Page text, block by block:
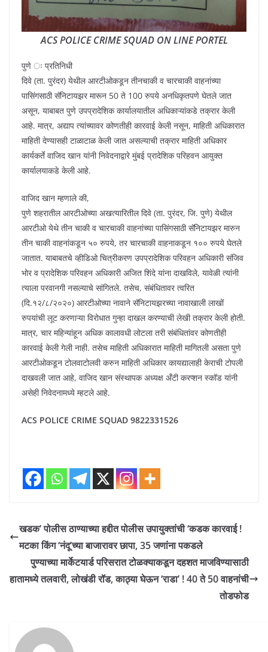
ACS POLICE CRIME SQUAD ON LINE PORTEL
पुणे ः प्रतिनिधी
दिवे (ता. पुरंदर) येथील आरटीओकडून तीनचाकी व चारचाकी वाहनांच्या
पासिंगसाठी सॅनिटायझर मारून 50 ते 100 रुपये अनधिकृतपणे घेतले जात
असून, याबाबत पुणे उपप्रादेशिक कार्यालयातील अधिकाऱ्यांकडे तक्रार केली
आहे. मात्र, अद्याप त्यांच्यावर कोणतीही कारवाई केली नसून, माहिती अधिकारात
माहिती देण्यासही टाळाटाळ केली जात असल्याची तक्रार माहिती अधिकार
कार्यकर्ते वाजिद खान यांनी निवेदनाद्वारे मुंबई प्रादेशिक परिहवन आयुक्त
कार्यालयाकडे केली आहे.
वाजिद खान म्हणाले की,
पुणे शहरातील आरटीओच्या अखत्यारितील दिवे (ता. पुरंदर, जि. पुणे) येथील
आरटीओ येथे तीन चाकी व चारचाकी वाहनांच्या पासिंगसाठी सॅनिटायझर मारुन
तीन चाकी वाहनांकडून ५० रुपये, तर चारचाकी वाहनाकडून १०० रुपये घेतले
जातात. याबाबतचे व्हीडिओ चित्रीकरण उपप्रादेशिक परिवहन अधिकारी संजिव
भोर व प्रादेशिक परिवहन अधिकारी अजित शिंदे यांना दाखविले, यावेळी त्यांनी
त्याला परवानगी नसल्याचे सांगितले. तसेच, संबंधितावर त्वरित
(दि.१२/८/२०२०) आरटीओच्या नावाने सॅनिटायझरच्या नावाखाली लाखों
रुपयांची लूट करणाऱ्या विरोधात गुन्हा दाखल करण्याची लेखी तक्रार केली होती.
मात्र, चार महिन्यांहून अधिक कालावधी लोटला तरी संबंधितांवर कोणतीही
कारवाई केली गेली नाही. तसेच माहिती अधिकारात माहिती मागितली असता पुणे
आरटीओकडून टोलवाटोलवी करुन माहिती अधिकार कायद्यालाही केराची टोपली
दाखवली जात आहे, वाजिद खान संस्थापक अध्यक्ष अँटी करप्शन स्कॉड यांनी
असेही निवेदनामध्ये म्हटले आहे.
ACS POLICE CRIME SQUAD 9822331526
खडक’ पोलीस ठाण्याच्या हद्दीत पोलीस उपायुक्तांची ‘कडक कारवाई !
मटका किंग ‘नंदू’च्या बाजारावर छापा, 35 जणांना पकडले
पुण्याच्या मार्केटयार्ड परिसरात टोळक्याकडून दहशत माजविण्यासाठी
हातामध्ये तलवारी, लोखंडी रॉड, काठ्या घेऊन ‘राडा’ ! 40 ते 50 वाहनांची
तोडफोड